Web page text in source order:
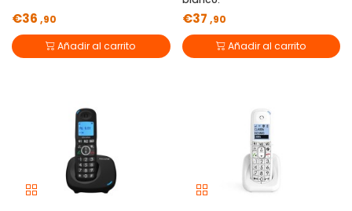
€36 ,90
Añadir al carrito
€37 ,90
Añadir al carrito